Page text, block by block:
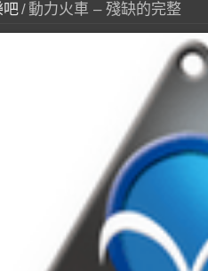
吧/動力火車 – 殘缺的完整